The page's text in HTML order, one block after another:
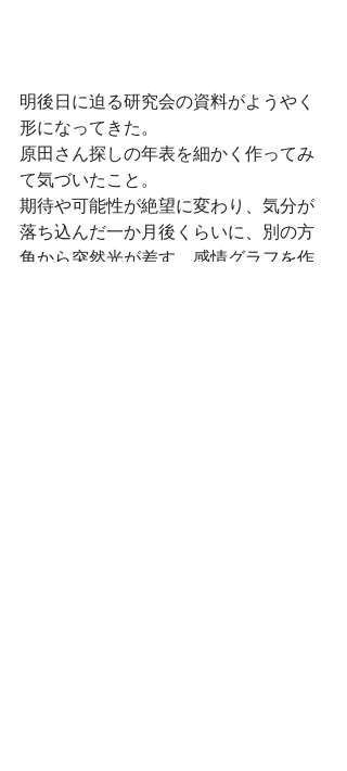
明後日に迫る研究会の資料がようやく
形になってきた。
原田さん探しの年表を細かく作ってみ
て気づいたこと。
期待や可能性が絶望に変わり、気分が
落ち込んだ一か月後くらいに、別の方
角から突然光が差す。感情グラフを作